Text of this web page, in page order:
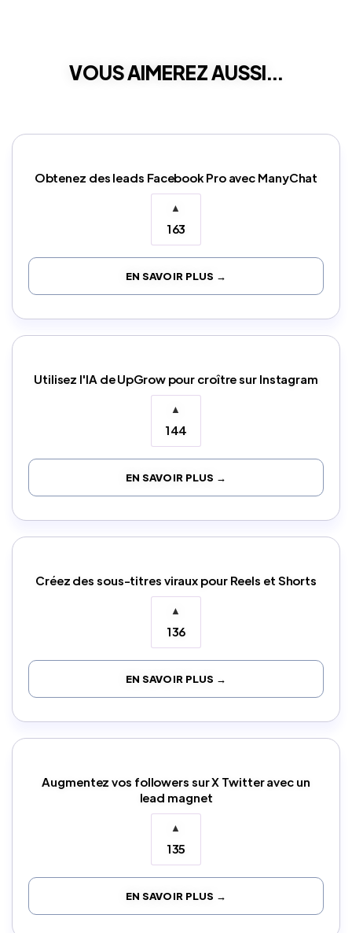
VOUS AIMEREZ AUSSI...
Obtenez des leads Facebook Pro avec ManyChat
▲
163
EN SAVOIR PLUS →
Utilisez l'IA de UpGrow pour croître sur Instagram
▲
144
EN SAVOIR PLUS →
Créez des sous-titres viraux pour Reels et Shorts
▲
136
EN SAVOIR PLUS →
Augmentez vos followers sur X Twitter avec un
lead magnet
▲
135
EN SAVOIR PLUS →